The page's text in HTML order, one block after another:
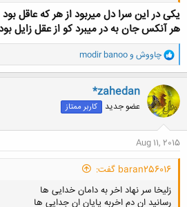
کلیک کنید تا باز
یکی در این سرا دل میربود از هر که عاقل بود
هر آنکس جان به در میبرد کو از عقل زایل
و
ا
ک
ن
ش
ه
ا
چاووش وmodir banoo
*zahedan
عضو جدید کاربر ممتاز
Aug 11, 2015
baran256016 گفت:
زلیخا سر نهاد اخر به دامان خدایی ها
رسانید ان دم اخربه پایان ان جدایی ها